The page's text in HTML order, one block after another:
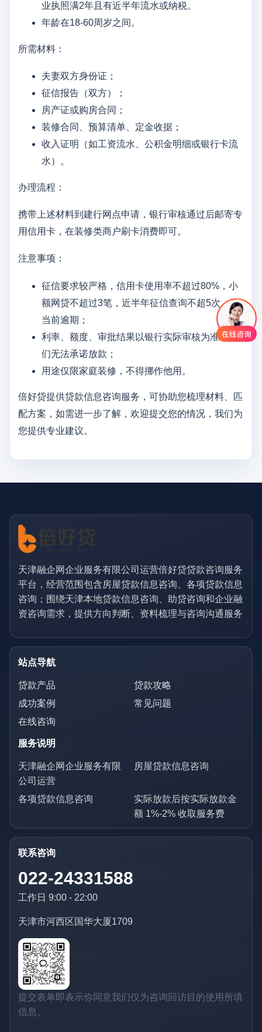
业执照满2年且有近半年流水或纳税。
年龄在18-60周岁之间。
所需材料：
夫妻双方身份证；
征信报告（双方）；
房产证或购房合同；
装修合同、预算清单、定金收据；
收入证明（如工资流水、公积金明细或银行卡流
水）。
办理流程：
携带上述材料到建行网点申请，银行审核通过后邮寄专
用信用卡，在装修类商户刷卡消费即可。
注意事项：
征信要求较严格，信用卡使用率不超过80%，小
额网贷不超过3笔，近半年征信查询不超5次，无
当前逾期；
利率、额度、审批结果以银行实际审核为准，我
们无法承诺放款；
用途仅限家庭装修，不得挪作他用。
倍好贷提供贷款信息咨询服务，可协助您梳理材料、匹
配方案，如需进一步了解，欢迎提交您的情况，我们为
您提供专业建议。
天津融企网企业服务有限公司运营倍好贷贷款咨询服务
平台，经营范围包含房屋贷款信息咨询、各项贷款信息
咨询；围绕天津本地贷款信息咨询、助贷咨询和企业融
资咨询需求，提供方向判断、资料梳理与咨询沟通服务
站点导航
贷款产品
贷款攻略
成功案例
常见问题
在线咨询
服务说明
天津融企网企业服务有限
公司运营
房屋贷款信息咨询
各项贷款信息咨询
实际放款后按实际放款金
额 1%-2% 收取服务费
联系咨询
022-24331588
工作日 9:00 - 22:00
天津市河西区国华大厦1709
提交表单即表示你同意我们仅为咨询回访目的使用所填
信息。